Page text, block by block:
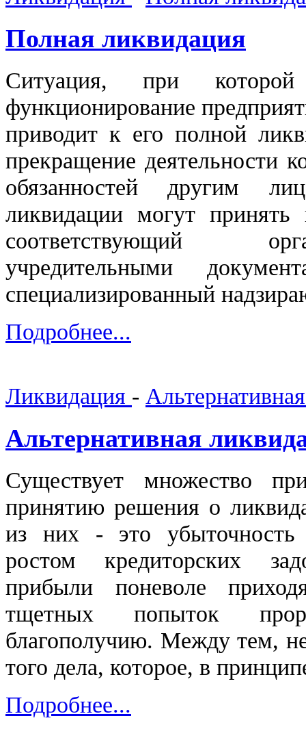
Полная ликвидация
Ситуация, при которой
функционирование
приводит к его полной
прекращение деятельности
обязанностей другим
ликвидации могут принять
соответствующий
учредительными
специализированный
Подробнее...
Ликвидация -
Альтернативная
Существует множество
принятию решения о
из них
- это
ростом
кредиторских
прибыли поневоле
тщетных попыток
благополучию. Между тем,
того дела, которое, в
Подробнее...